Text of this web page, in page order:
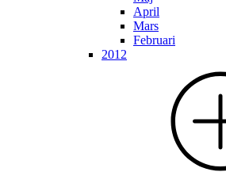
April
Mars
Februari
2012